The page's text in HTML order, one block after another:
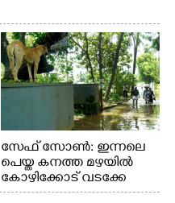
സേഫ് സോൺ: ഇന്നലെ
പെയ്ത കനത്ത മഴയിൽ
കോഴിക്കോട് വടക്കേ
വയലിൽ വെള്ളം